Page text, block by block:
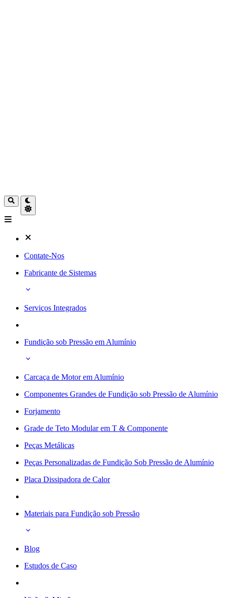
Contate-Nos
Fabricante de Sistemas
Serviços Integrados
Fundição sob Pressão em Alumínio
Carcaça de Motor em Alumínio
Componentes Grandes de Fundição sob Pressão de Alumínio
Forjamento
Grade de Teto Modular em T & Componente
Peças Metálicas
Peças Personalizadas de Fundição Sob Pressão de Alumínio
Placa Dissipadora de Calor
Materiais para Fundição sob Pressão
Blog
Estudos de Caso